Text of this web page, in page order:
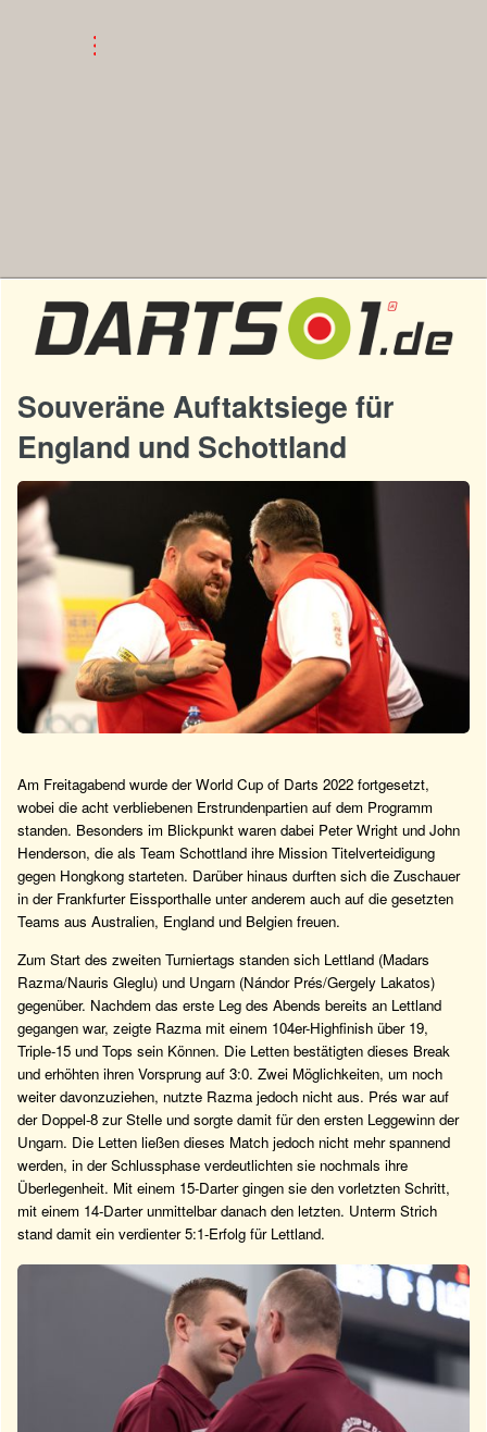
Souveräne Auftaktsiege für
England und Schottland
Am Freitagabend wurde der World Cup of Darts 2022 fortgesetzt,
wobei die acht verbliebenen Erstrundenpartien auf dem Programm
standen. Besonders im Blickpunkt waren dabei Peter Wright und John
Henderson, die als Team Schottland ihre Mission Titelverteidigung
gegen Hongkong starteten. Darüber hinaus durften sich die Zuschauer
in der Frankfurter Eissporthalle unter anderem auch auf die gesetzten
Teams aus Australien, England und Belgien freuen.
Zum Start des zweiten Turniertags standen sich Lettland (Madars
Razma/Nauris Gleglu) und Ungarn (Nándor Prés/Gergely Lakatos)
gegenüber. Nachdem das erste Leg des Abends bereits an Lettland
gegangen war, zeigte Razma mit einem 104er-Highfinish über 19,
Triple-15 und Tops sein Können. Die Letten bestätigten dieses Break
und erhöhten ihren Vorsprung auf 3:0. Zwei Möglichkeiten, um noch
weiter davonzuziehen, nutzte Razma jedoch nicht aus. Prés war auf
der Doppel-8 zur Stelle und sorgte damit für den ersten Leggewinn der
Ungarn. Die Letten ließen dieses Match jedoch nicht mehr spannend
werden, in der Schlussphase verdeutlichten sie nochmals ihre
Überlegenheit. Mit einem 15-Darter gingen sie den vorletzten Schritt,
mit einem 14-Darter unmittelbar danach den letzten. Unterm Strich
stand damit ein verdienter 5:1-Erfolg für Lettland.